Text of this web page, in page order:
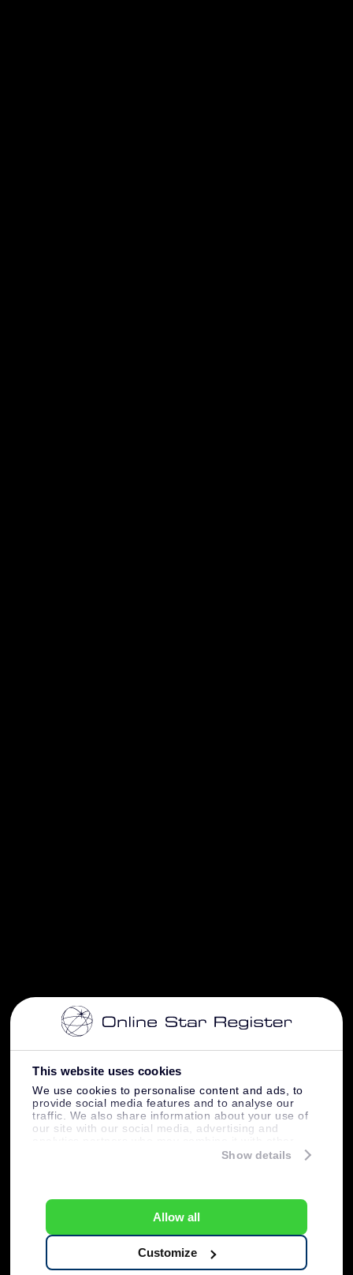
This website uses cookies
We use cookies to personalise content and ads, to
provide social media features and to analyse our
traffic. We also share information about your use of
our site with our social media, advertising and
information that you’ve provided to them or that
Show details
Allow all
Customize